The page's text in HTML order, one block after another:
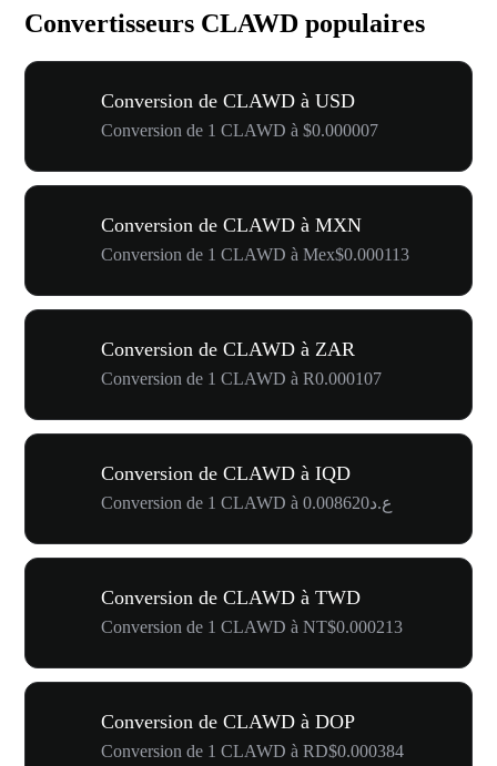
Convertisseurs CLAWD populaires
Conversion de CLAWD à USD
Conversion de 1 CLAWD à $0.000007
Conversion de CLAWD à MXN
Conversion de 1 CLAWD à Mex$0.000113
Conversion de CLAWD à ZAR
Conversion de 1 CLAWD à R0.000107
Conversion de CLAWD à IQD
Conversion de 1 CLAWD à ع.د0.008620
Conversion de CLAWD à TWD
Conversion de 1 CLAWD à NT$0.000213
Conversion de CLAWD à DOP
Conversion de 1 CLAWD à RD$0.000384